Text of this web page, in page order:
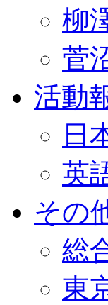
柳
菅
活動
日
英
その
総
東